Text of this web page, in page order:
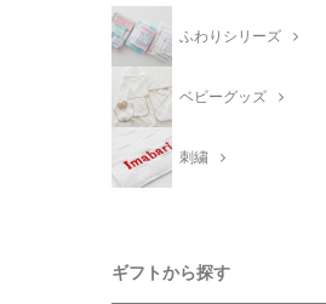
ふわりシリーズ
ベビーグッズ
刺繍
ギフトから探す